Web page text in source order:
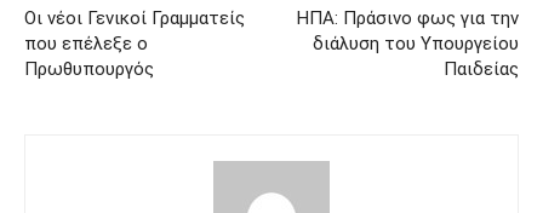
Οι νέοι Γενικοί Γραμματείς
που επέλεξε ο
Πρωθυπουργός
ΗΠΑ: Πράσινο φως για την
διάλυση του Υπουργείου
Παιδείας